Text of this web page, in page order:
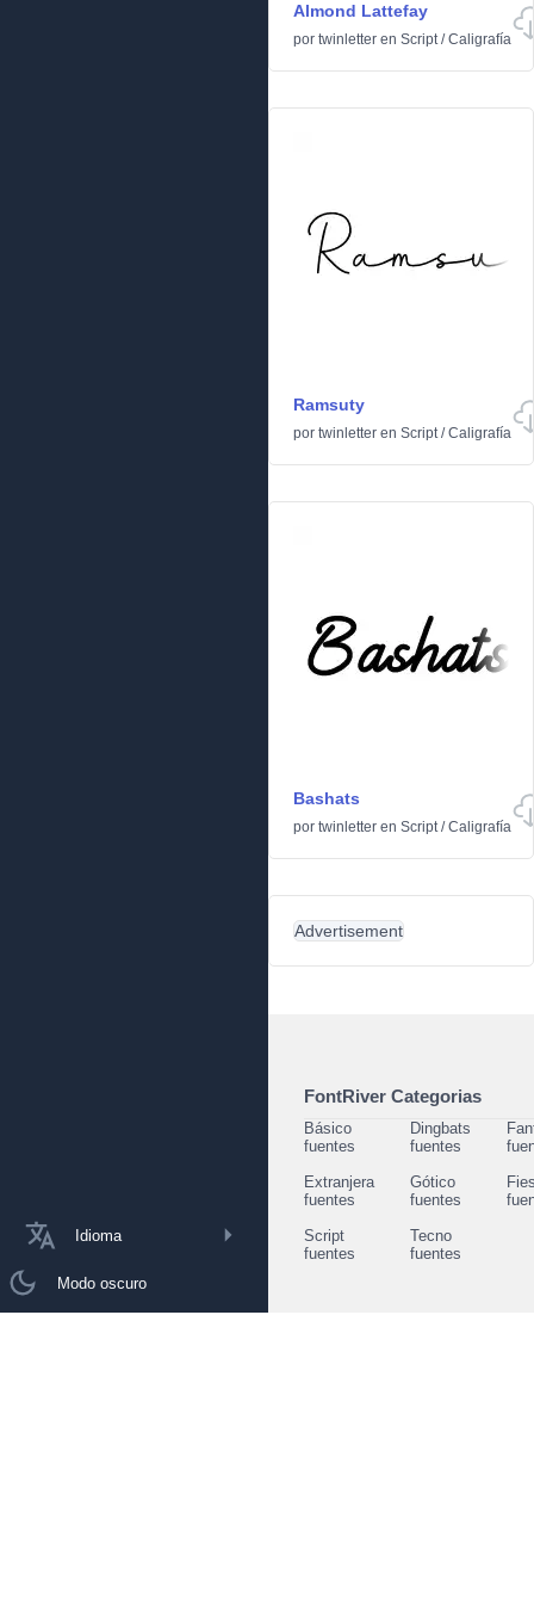
Idioma
Modo oscuro
Almond Lattefay
por twinletter en Script/Caligrafía
Ramsuty
por twinletter en Script/Caligrafía
Bashats
por twinletter en Script/Caligrafía
Advertisement
FontRiver Categorias
Básico
fuentes
Dingbats
fuentes
Extranjera
fuentes
Gótico
fuentes
Script
fuentes
Tecno
fuentes